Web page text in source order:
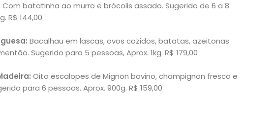
Com batatinha ao murro e brócolis assado. Sugerido de 6 a 8
R$ 144,00
Bacalhau em lascas, ovos cozidos, batatas, azeitonas
Sugerido para 5 pessoas, Aprox. 1kg. R$ 179,00
Oito escalopes de Mignon bovino, champignon fresco e
para 6 pessoas. Aprox. 900g. R$ 159,00